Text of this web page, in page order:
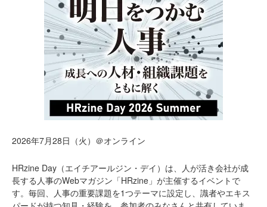
2026年7月28日（火）＠オンライン
HRzine Day（エイチアールジン・デイ）は、人が活き会社が成
長する人事のWebマガジン「HRzine」が主催するイベントで
す。毎回、人事の重要課題を1つテーマに設定し、識者やエキス